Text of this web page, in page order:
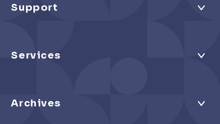
Support
Services
Archives